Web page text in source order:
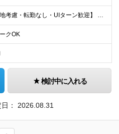
【希望勤務地考慮・転勤なし・UIターン歓迎】 本社（東京都新宿区大京町）および首都圏の勤務先 ★リモートワーク応相談 ★上京を希望する地方在住者の方も大歓迎！ ★横浜に営業拠点開設 神奈川県内や神
クOK
検討中に入れる
： 2026.08.31